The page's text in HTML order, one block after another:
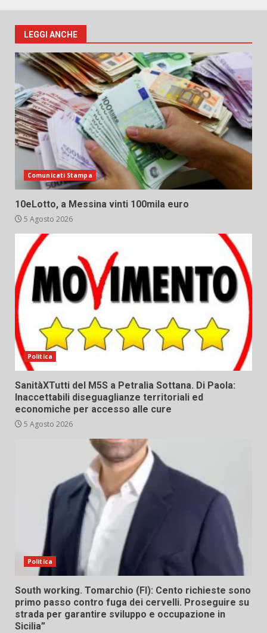
LEGGI ANCHE
Comunicati Stampa
10eLotto, a Messina vinti 100mila euro
5 Agosto 2026
Politica
SanitàXTutti del M5S a Petralia Sottana. Di Paola:
Inaccettabili diseguaglianze territoriali ed
economiche per accesso alle cure
5 Agosto 2026
Politica
South working. Tomarchio (FI): Cento richieste sono
primo passo contro fuga dei cervelli. Proseguire su
strada per garantire sviluppo e occupazione in
Sicilia”